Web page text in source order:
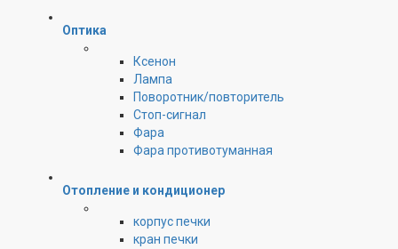
Оптика
Ксенон
Лампа
Поворотник/повторитель
Стоп-сигнал
Фара
Фара противотуманная
Отопление и кондиционер
корпус печки
кран печки